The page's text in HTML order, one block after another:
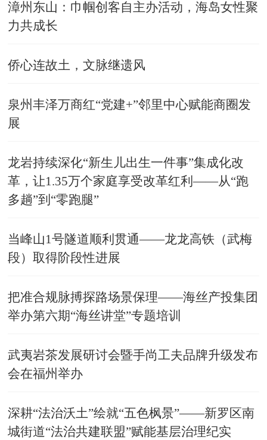
漳州东山：巾帼创客自主办活动，海岛女性聚
力共成长
侨心连故土，文脉继遗风
泉州丰泽万商红“党建+”邻里中心赋能商圈发
展
龙岩持续深化“新生儿出生一件事”集成化改
革，让1.35万个家庭享受改革红利——从“跑
多趟”到“零跑腿”
当峰山1号隧道顺利贯通——龙龙高铁（武梅
段）取得阶段性进展
把准合规脉搏探路场景保理——海丝产投集团
举办第六期“海丝讲堂”专题培训
武夷岩茶发展研讨会暨手尚工夫品牌升级发布
会在福州举办
深耕“法治沃土”绘就“五色枫景”——新罗区南
城街道“法治共建联盟”赋能基层治理纪实